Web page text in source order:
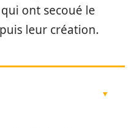
ont secoué le
leur création.